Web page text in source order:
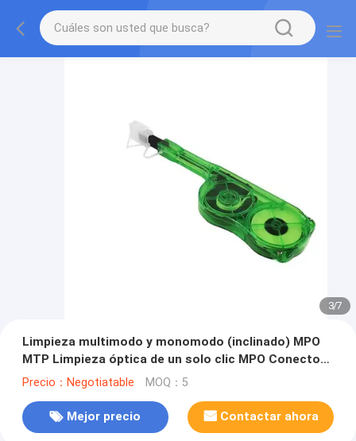
3/7
Limpieza multimodo y monomodo (inclinado) MPO
MTP Limpieza óptica de un solo clic MPO Conector
Limpieza de conector de fibra óptica
Precio：Negotiatable MOQ：5
Mejor precio Contactar ahora